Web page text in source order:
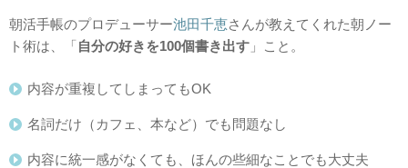
朝活手帳のプロデューサー池田千恵さんが教えてくれた朝ノー
ト術は、「自分の好きを100個書き出す 」こと。
内容が重複してしまってもOK
名詞だけ（カフェ、本など）でも問題なし
内容に統一感がなくても、ほんの些細なことでも大丈夫